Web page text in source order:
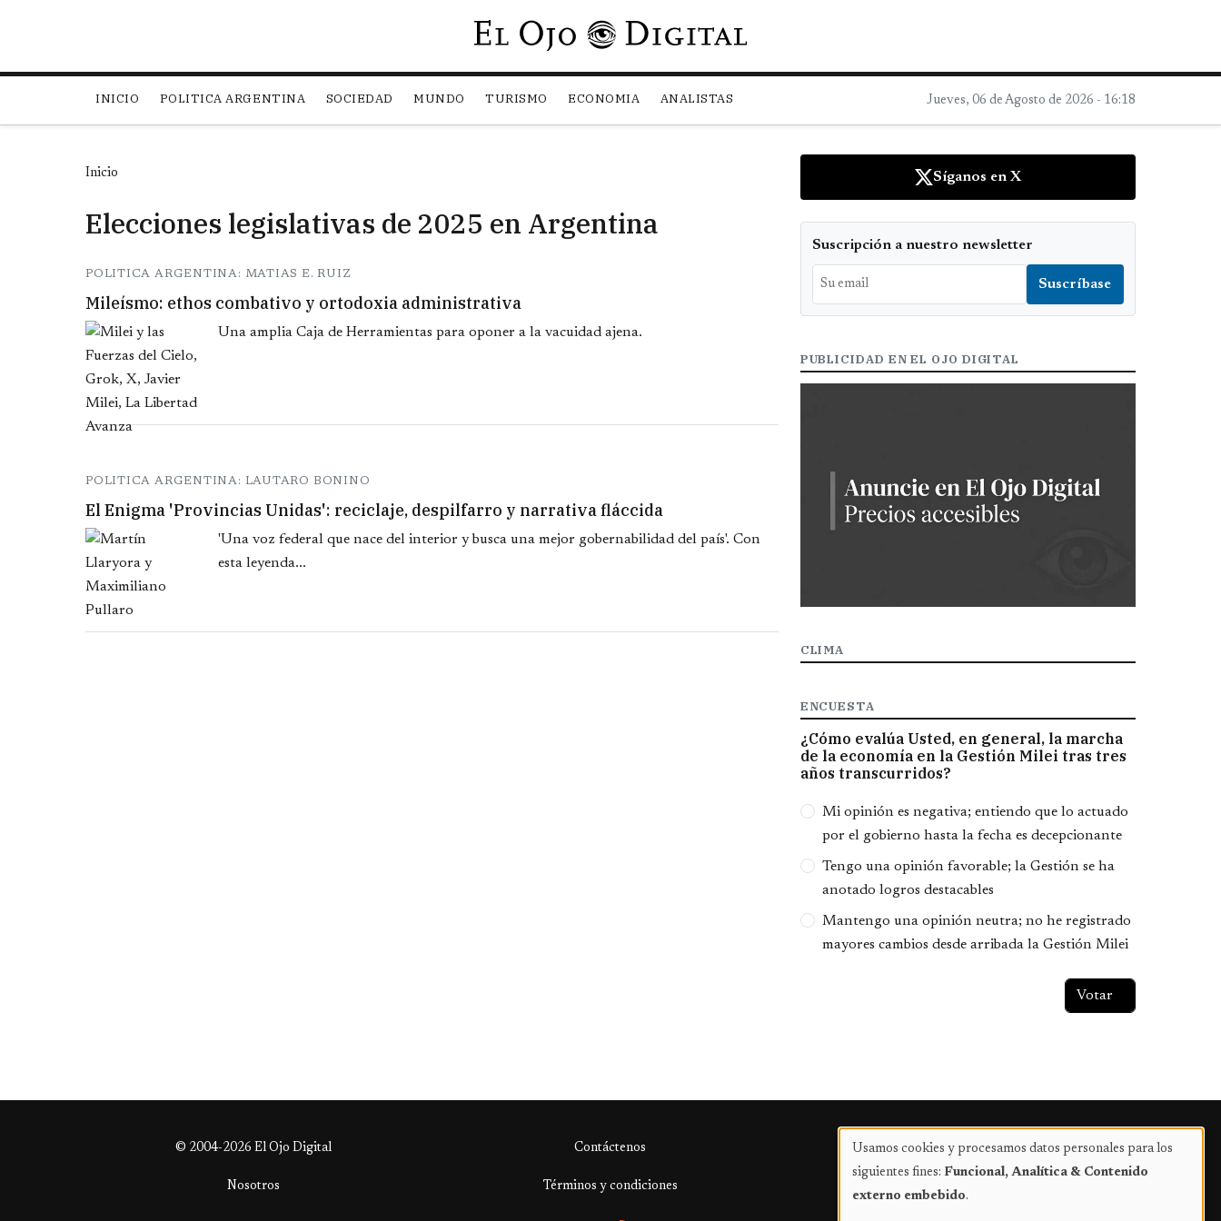
Pasar al contenido principal
INICIO POLITICA ARGENTINA SOCIEDAD MUNDO TURISMO ECONOMIA ANALISTAS Jueves, 06 de Agosto de 2026 - 16:18
Inicio
Elecciones legislativas de 2025 en Argentina
POLITICA ARGENTINA: MATIAS E. RUIZ
Mileísmo: ethos combativo y ortodoxia administrativa
Una amplia Caja de Herramientas para oponer a la vacuidad ajena.
POLITICA ARGENTINA: LAUTARO BONINO
El Enigma 'Provincias Unidas': reciclaje, despilfarro y narrativa fláccida
'Una voz federal que nace del interior y busca una mejor gobernabilidad del país'. Con
esta leyenda...
Síganos en X
Suscripción a nuestro newsletter
PUBLICIDAD EN EL OJO DIGITAL
CLIMA
ENCUESTA
¿Cómo evalúa Usted, en general, la marcha
de la economía en la Gestión Milei tras tres
años transcurridos?
Opciones
Mi opinión es negativa; entiendo que lo actuado
por el gobierno hasta la fecha es decepcionante
Tengo una opinión favorable; la Gestión se ha
anotado logros destacables
Mantengo una opinión neutra; no he registrado
mayores cambios desde arribada la Gestión Milei
© 2004-2026 El Ojo Digital Contáctenos Publicidad
Nosotros Términos y condiciones
Uso
de
Usamos cookies y procesamos datos personales para los
siguientes fines: Funcional, Analítica & Contenido
externo embebido.